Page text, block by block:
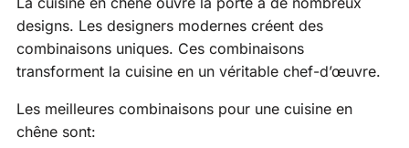
designs. Les designers modernes créent des
combinaisons uniques. Ces combinaisons
transforment la cuisine en un véritable chef-d’œuvre.
Les meilleures combinaisons pour une cuisine en
chêne sont: